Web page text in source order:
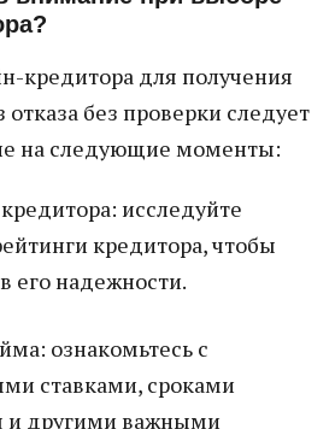
кредитора для получения
отказа без проверки следует
на следующие моменты:
исследуйте
кредитора, чтобы
его надежности.
ознакомьтесь с
ставками, сроками
и другими важными